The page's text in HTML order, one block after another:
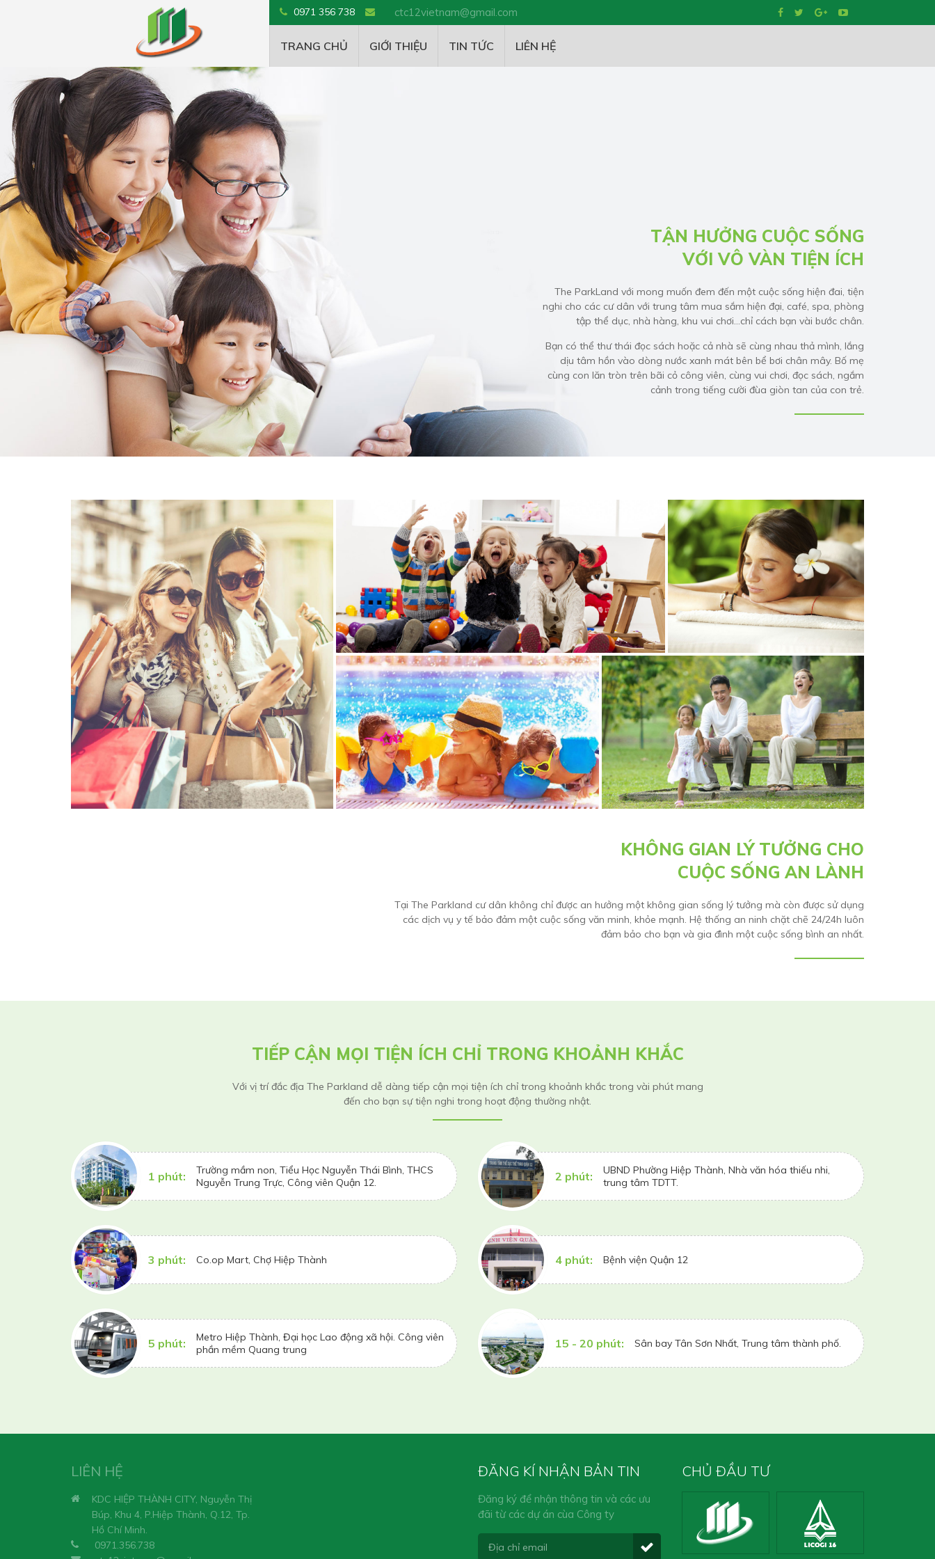
0971 356 738 ctc12vietnam@gmail.com
TRANG CHỦ GIỚI THIỆU TIN TỨC LIÊN HỆ
TẬN HƯỞNG CUỘC SỐNG
VỚI VÔ VÀN TIỆN ÍCH
The ParkLand với mong muốn đem đến một cuộc sống hiện đai, tiện
nghi cho các cư dân với trung tâm mua sắm hiện đại, café, spa, phòng
tập thể dục, nhà hàng, khu vui chơi…chỉ cách bạn vài bước chân.
Bạn có thể thư thái đọc sách hoặc cả nhà sẽ cùng nhau thả mình, lắng
dịu tâm hồn vào dòng nước xanh mát bên bể bơi chân mây. Bố mẹ
cùng con lăn tròn trên bãi cỏ công viên, cùng vui chơi, đọc sách, ngắm
cảnh trong tiếng cười đùa giòn tan của con trẻ.
KHÔNG GIAN LÝ TƯỞNG CHO
CUỘC SỐNG AN LÀNH
Tại The Parkland cư dân không chỉ được an hưởng một không gian sống lý tưởng mà còn được sử dụng
các dịch vụ y tế bảo đảm một cuộc sống văn minh, khỏe mạnh. Hệ thống an ninh chặt chẽ 24/24h luôn
đảm bảo cho bạn và gia đình một cuộc sống bình an nhất.
TIẾP CẬN MỌI TIỆN ÍCH CHỈ TRONG KHOẢNH KHẮC
Với vị trí đắc địa The Parkland dễ dàng tiếp cận mọi tiện ích chỉ trong khoảnh khắc trong vài phút mang
đến cho bạn sự tiện nghi trong hoạt động thường nhật.
1 phút:
Trường mầm non, Tiểu Học Nguyễn Thái Bình, THCS
Nguyễn Trung Trực, Công viên Quận 12.
2 phút:
UBND Phường Hiệp Thành, Nhà văn hóa thiếu nhi,
trung tâm TDTT.
3 phút: Co.op Mart, Chợ Hiệp Thành 4 phút: Bệnh viện Quận 12
5 phút:
Metro Hiệp Thành, Đại học Lao động xã hội. Công viên
phần mềm Quang trung
15 - 20 phút: Sân bay Tân Sơn Nhất, Trung tâm thành phố.
LIÊN HỆ
KDC HIỆP THÀNH CITY, Nguyễn Thị
Búp, Khu 4, P.Hiệp Thành, Q.12, Tp.
Hồ Chí Minh.
0971.356.738
ĐĂNG KÍ NHẬN BẢN TIN
Đăng ký để nhận thông tin và các ưu
đãi từ các dự án cùa Công ty
CHỦ ĐẦU TƯ